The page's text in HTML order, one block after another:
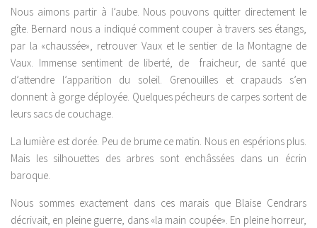
Nous aimons partir à l’aube. Nous pouvons quitter directement le
gîte. Bernard nous a indiqué comment couper à travers ses étangs,
par la «chaussée», retrouver Vaux et le sentier de la Montagne de
Vaux. Immense sentiment de liberté, de fraicheur, de santé que
d’attendre l’apparition du soleil. Grenouilles et crapauds s’en
donnent à gorge déployée. Quelques pécheurs de carpes sortent de
leurs sacs de couchage.
La lumière est dorée. Peu de brume ce matin. Nous en espérions plus.
Mais les silhouettes des arbres sont enchâssées dans un écrin
baroque.
Nous sommes exactement dans ces marais que Blaise Cendrars
décrivait, en pleine guerre, dans «la main coupée». En pleine horreur,